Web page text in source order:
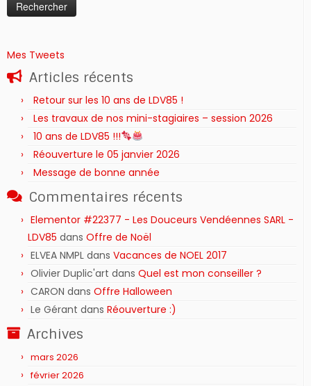
Mes Tweets
Articles récents
Retour sur les 10 ans de LDV85 !
Les travaux de nos mini-stagiaires – session 2026 ‍‍‍‍‍
10 ans de LDV85 !!!
Réouverture le 05 janvier 2026
Message de bonne année
Commentaires récents
Elementor #22377 - Les Douceurs Vendéennes SARL -
LDV85 dans Offre de Noël
ELVEA NMPL dans Vacances de NOEL 2017
Olivier Duplic'art dans Quel est mon conseiller ?
CARON dans Offre Halloween
Le Gérant dans Réouverture :)
Archives
mars 2026
février 2026